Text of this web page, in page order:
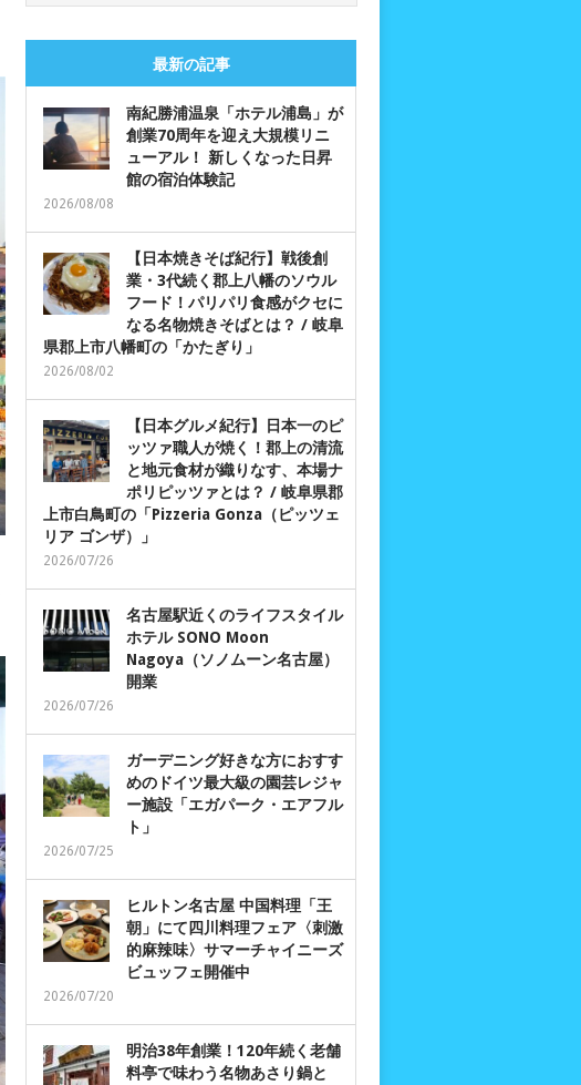
最新の記事
南紀勝浦温泉「ホテル浦島」が
創業70周年を迎え大規模リニ
ューアル！ 新しくなった日昇
館の宿泊体験記
2026/08/08
【日本焼きそば紀行】戦後創
業・3代続く郡上八幡のソウル
フード！パリパリ食感がクセに
なる名物焼きそばとは？ / 岐阜
県郡上市八幡町の「かたぎり」
2026/08/02
【日本グルメ紀行】日本一のピ
ッツァ職人が焼く！郡上の清流
と地元食材が織りなす、本場ナ
ポリピッツァとは？ / 岐阜県郡
上市白鳥町の「Pizzeria Gonza（ピッツェ
リア ゴンザ）」
2026/07/26
名古屋駅近くのライフスタイル
ホテル SONO Moon
Nagoya（ソノムーン名古屋）
開業
2026/07/26
ガーデニング好きな方におすす
めのドイツ最大級の園芸レジャ
ー施設「エガパーク・エアフル
ト」
2026/07/25
ヒルトン名古屋 中国料理「王
朝」にて四川料理フェア〈刺激
的麻辣味〉サマーチャイニーズ
ビュッフェ開催中
2026/07/20
明治38年創業！120年続く老舗
料亭で味わう名物あさり鍋と